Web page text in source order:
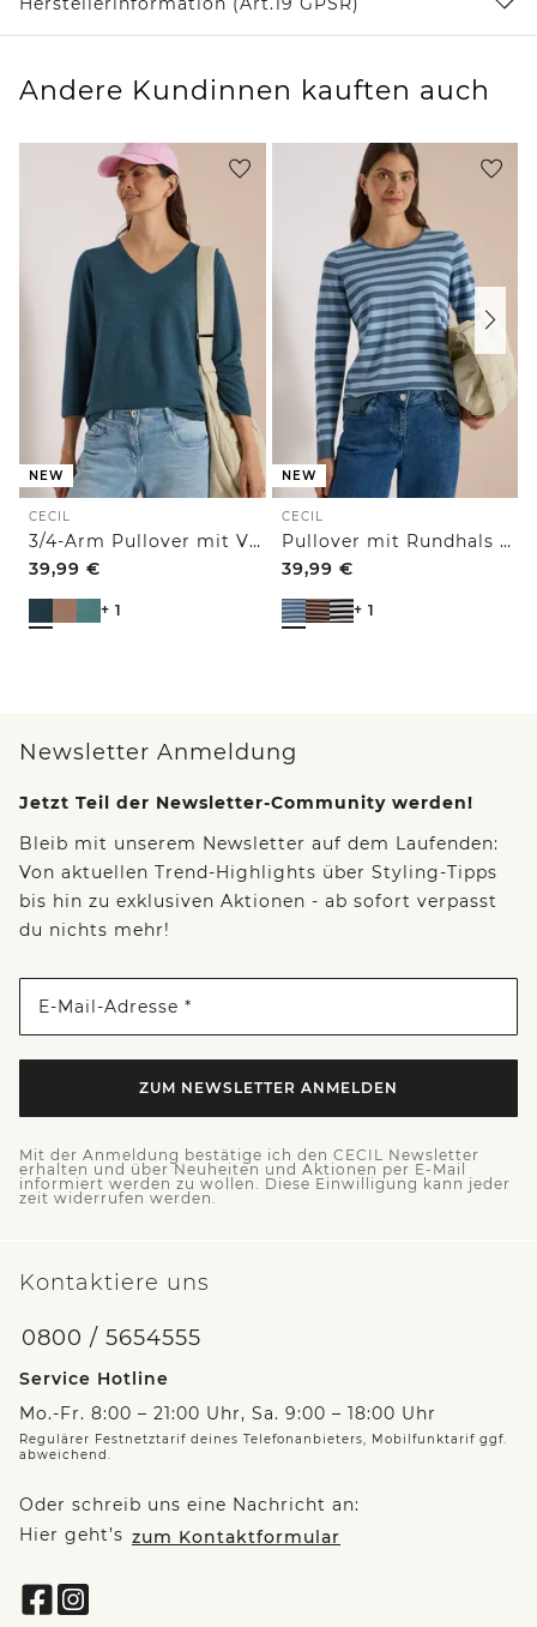
Andere Kundinnen kauften auch
NEW
CECIL
3/4-Arm Pullover mit V-Neck und Strukturfront
39,99 €
+ 1
NEW
CECIL
Pullover mit Rundhals und Streifen
39,99 €
+ 1
Newsletter Anmeldung
Jetzt Teil der Newsletter-Community werden!
Bleib mit unserem Newsletter auf dem Laufenden:
Von aktuellen Trend-Highlights über Styling-Tipps
bis hin zu exklusiven Aktionen - ab sofort verpasst
du nichts mehr!
E-Mail-Adresse *
ZUM NEWSLETTER ANMELDEN
Mit der Anmeldung bestätige ich den CECIL Newsletter
erhalten und über Neuheiten und Aktionen per E-Mail
informiert werden zu wollen. Diese Einwilligung kann jeder
zeit widerrufen werden.
Kontaktiere uns
0800 / 5654555
Service Hotline
Mo.-Fr. 8:00 – 21:00 Uhr, Sa. 9:00 – 18:00 Uhr
Regulärer Festnetztarif deines Telefonanbieters, Mobilfunktarif ggf.
abweichend.
Oder schreib uns eine Nachricht an:
Hier geht’s zum Kontaktformular